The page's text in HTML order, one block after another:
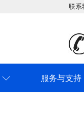
联系
服务与支持